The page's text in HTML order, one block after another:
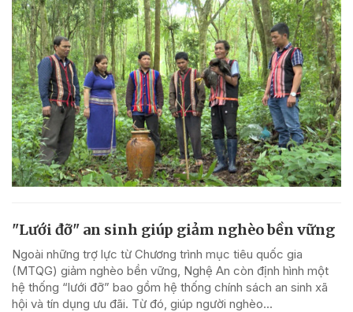
"Lưới đỡ" an sinh giúp giảm nghèo bền vững
Ngoài những trợ lực từ Chương trình mục tiêu quốc gia
(MTQG) giảm nghèo bền vững, Nghệ An còn định hình một
hệ thống “lưới đỡ” bao gồm hệ thống chính sách an sinh xã
hội và tín dụng ưu đãi. Từ đó, giúp người nghèo...